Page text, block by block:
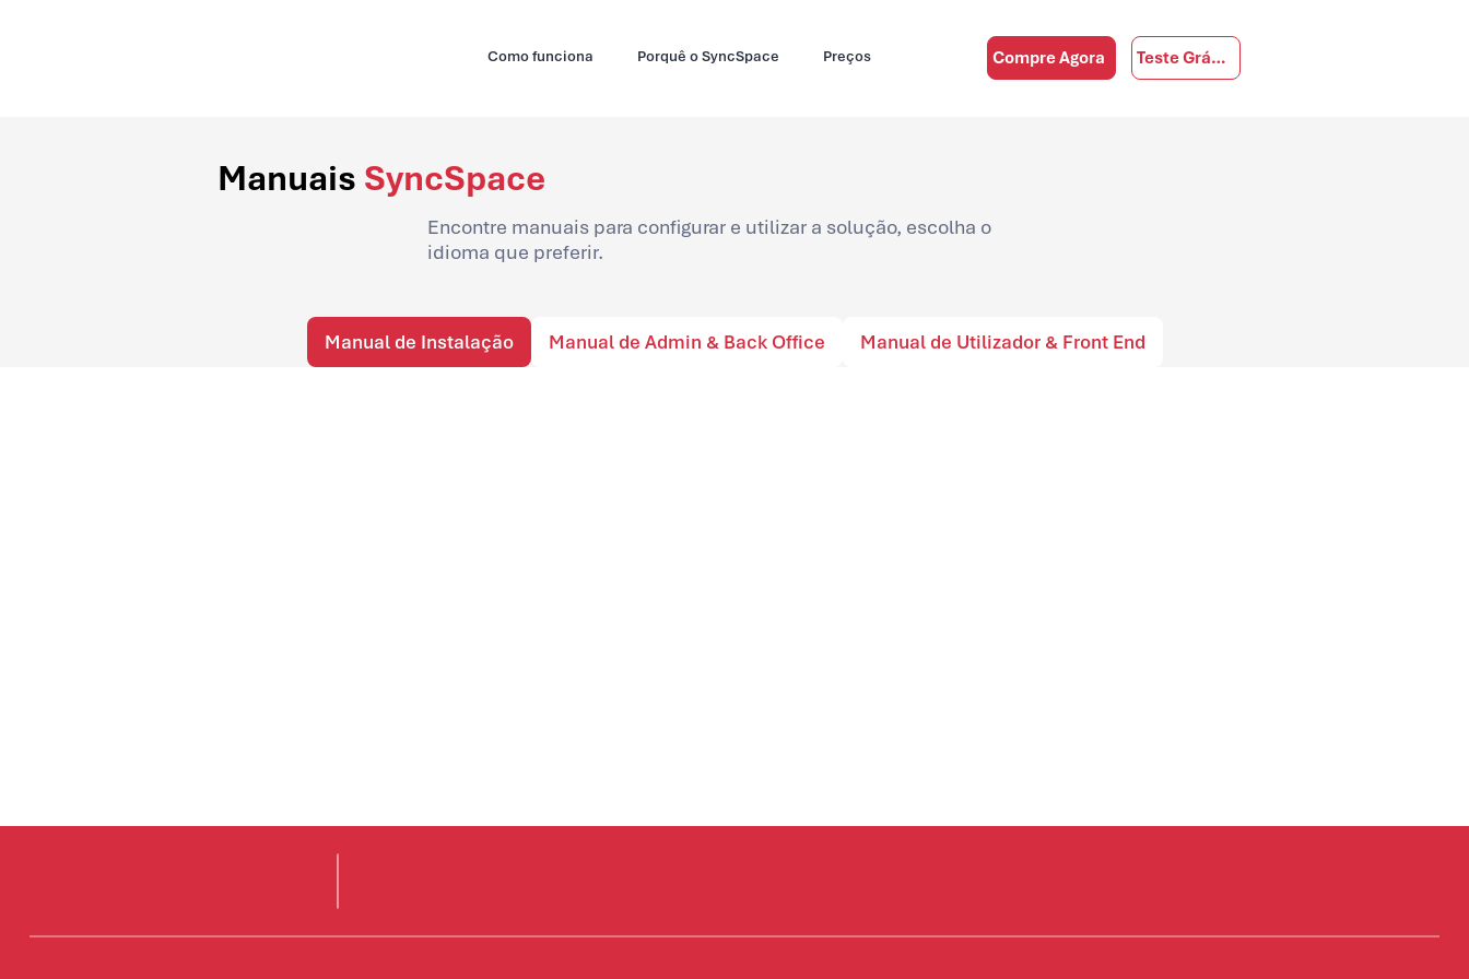
Compre Agora Teste Grátis
Como funciona Porquê o SyncSpace Preços
Manuais SyncSpace
Encontre manuais para configurar e utilizar a solução, escolha o
idioma que preferir.
Manual de Instalação Manual de Admin & Back Office Manual de Utilizador & Front End